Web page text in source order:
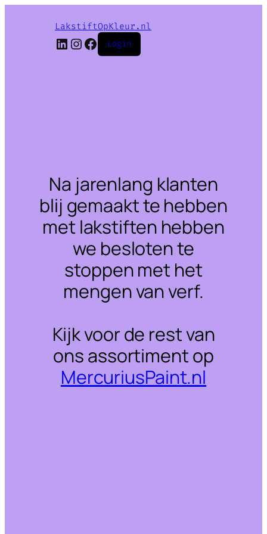
LakstiftOpKleur.nl
LinkedIn
Instagram
Facebook
Login
Na jarenlang klanten
blij gemaakt te hebben
met lakstiften hebben
we besloten te
stoppen met het
mengen van verf.
Kijk voor de rest van
ons assortiment op
MercuriusPaint.nl